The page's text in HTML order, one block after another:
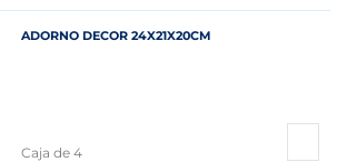
ADORNO DECOR 24X21X20CM
Caja de 4